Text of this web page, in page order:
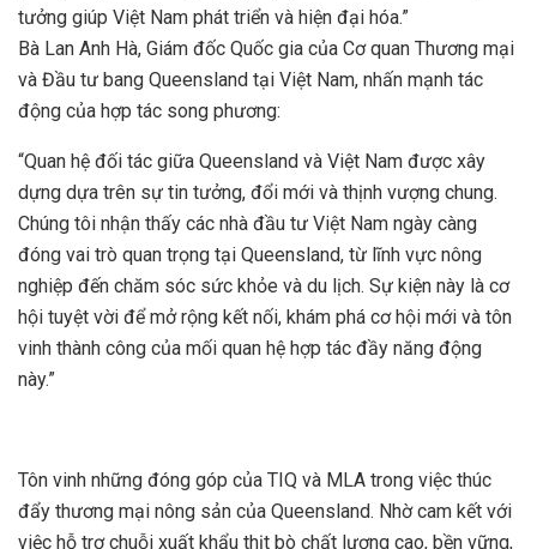
tưởng giúp Việt Nam phát triển và hiện đại hóa.”
Bà Lan Anh Hà, Giám đốc Quốc gia của Cơ quan Thương mại
và Đầu tư bang Queensland tại Việt Nam, nhấn mạnh tác
động của hợp tác song phương:
“Quan hệ đối tác giữa Queensland và Việt Nam được xây
dựng dựa trên sự tin tưởng, đổi mới và thịnh vượng chung.
Chúng tôi nhận thấy các nhà đầu tư Việt Nam ngày càng
đóng vai trò quan trọng tại Queensland, từ lĩnh vực nông
nghiệp đến chăm sóc sức khỏe và du lịch. Sự kiện này là cơ
hội tuyệt vời để mở rộng kết nối, khám phá cơ hội mới và tôn
vinh thành công của mối quan hệ hợp tác đầy năng động
này.”
Tôn vinh những đóng góp của TIQ và MLA trong việc thúc
đẩy thương mại nông sản của Queensland. Nhờ cam kết với
việc hỗ trợ chuỗi xuất khẩu thịt bò chất lượng cao, bền vững,